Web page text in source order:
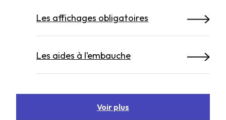
Les affichages obligatoires
Les aides à l’embauche
Voir plus